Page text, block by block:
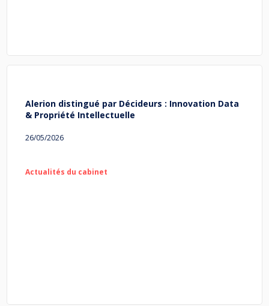
Alerion distingué par Décideurs : Innovation Data
& Propriété Intellectuelle
26/05/2026
Actualités du cabinet